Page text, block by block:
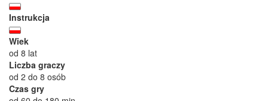
Instrukcja
Wiek
od 8 lat
Liczba graczy
od 2 do 8 osób
Czas gry